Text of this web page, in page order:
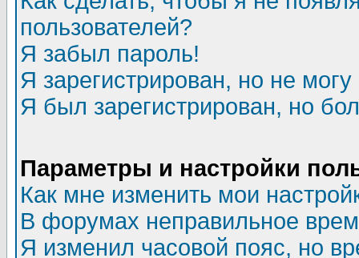
пользователей?
Я забыл пароль!
Я зарегистрирован, но не могу
Я был зарегистрирован, но
Параметры и настройки
Как мне изменить мои
В форумах неправильное
Я изменил часовой пояс, но